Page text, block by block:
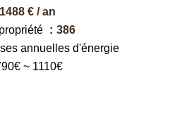
1488 € / an
386
annuelles d'énergie
~ 1110€